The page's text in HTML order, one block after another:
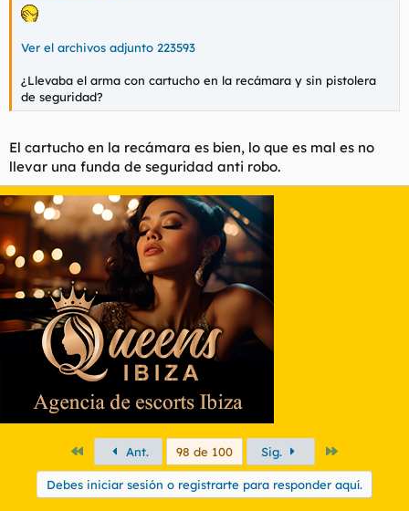
Ver el archivos adjunto 223593
¿Llevaba el arma con cartucho en la recámara y sin pistolera
de seguridad?
El cartucho en la recámara es bien, lo que es mal es no
llevar una funda de seguridad anti robo.
PrimeroAnt. 98 de 100 Sig.
Debes iniciar sesión o registrarte para responder aquí.